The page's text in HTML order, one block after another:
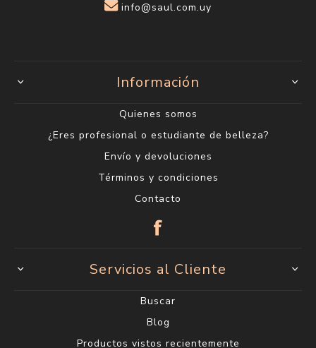
info@saul.com.uy
Información
Quienes somos
¿Eres profesional o estudiante de belleza?
Envío y devoluciones
Términos y condiciones
Contacto
Servicios al Cliente
Buscar
Blog
Productos vistos recientemente